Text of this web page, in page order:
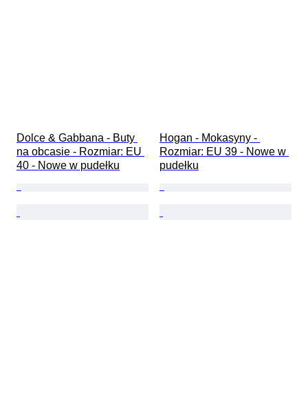
Dolce & Gabbana - Buty
na obcasie - Rozmiar: EU
40 - Nowe w pudełku
Hogan - Mokasyny -
Rozmiar: EU 39 - Nowe w
pudełku